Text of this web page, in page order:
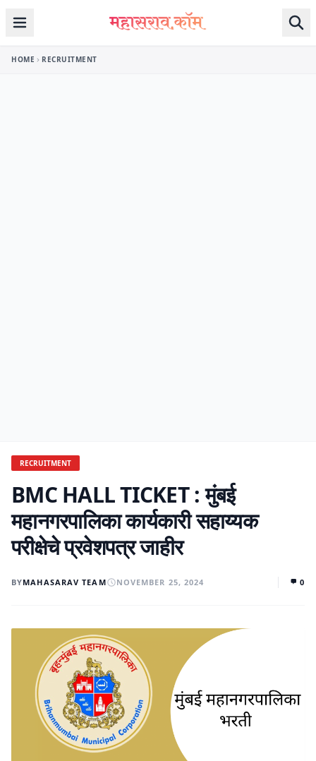
Skip to content
HOME RECRUITMENT
RECRUITMENT
BMC HALL TICKET : मुंबई
महानगरपालिका कार्यकारी सहाय्यक
परीक्षेचे प्रवेशपत्र जाहीर
BYMAHASARAV TEAM NOVEMBER 25, 2024 0